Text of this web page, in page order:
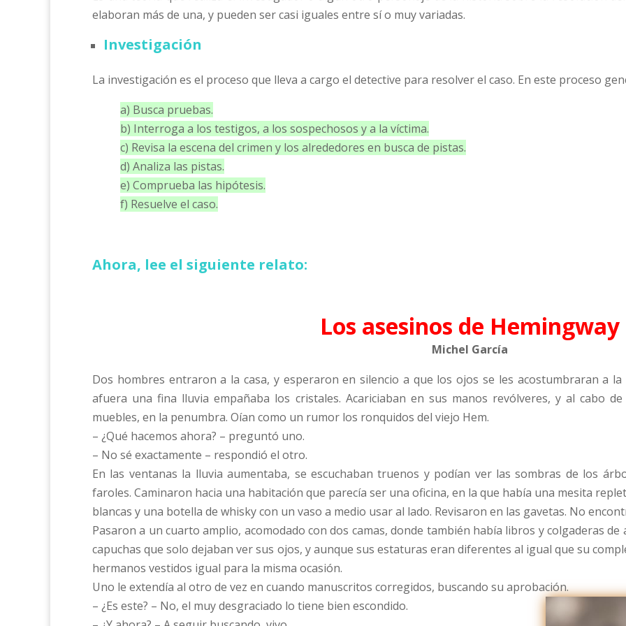
elaboran más de una, y pueden ser casi iguales entre sí o muy variadas.
Investigación
La investigación es el proceso que lleva a cargo el detective para resolver el caso. En este proceso
a) Busca pruebas.
b) Interroga a los testigos, a los sospechosos y a la víctima.
c) Revisa la escena del crimen y los alrededores en busca de pistas.
d) Analiza las pistas.
e) Comprueba las hipótesis.
f) Resuelve el caso.
Ahora, lee el siguiente relato:
Los asesinos de Hemingway
Michel García
Dos hombres entraron a la casa, y esperaron en silencio a que los ojos se les acostumbraran a
afuera una fina lluvia empañaba los cristales. Acariciaban en sus manos revólveres, y al cabo
muebles, en la penumbra. Oían como un rumor los ronquidos del viejo Hem.
– ¿Qué hacemos ahora? – preguntó uno.
– No sé exactamente – respondió el otro.
En las ventanas la lluvia aumentaba, se escuchaban truenos y podían ver las sombras de los
faroles. Caminaron hacia una habitación que parecía ser una oficina, en la que había una mesita
blancas y una botella de whisky con un vaso a medio usar al lado. Revisaron en las gavetas. No
Pasaron a un cuarto amplio, acomodado con dos camas, donde también había libros y colgaderas
capuchas que solo dejaban ver sus ojos, y aunque sus estaturas eran diferentes al igual que su
hermanos vestidos igual para la misma ocasión.
Uno le extendía al otro de vez en cuando manuscritos corregidos, buscando su aprobación.
– ¿Es este? – No, el muy desgraciado lo tiene bien escondido.